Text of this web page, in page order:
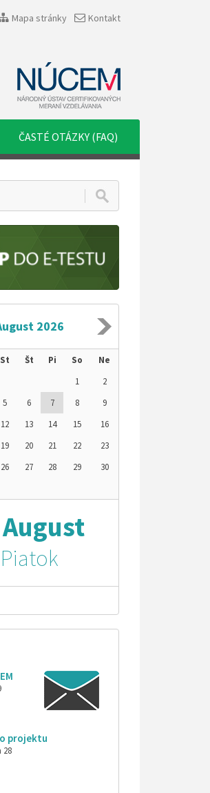
Mapa stránky Kontakt
ČASTÉ OTÁZKY (FAQ)
2026
St Št Pi So
Ne
1
2
5 6 7 8
9
12 13 14 15
16
19 20 21 22
23
26 27 28 29
30
Piatok
projektu
28